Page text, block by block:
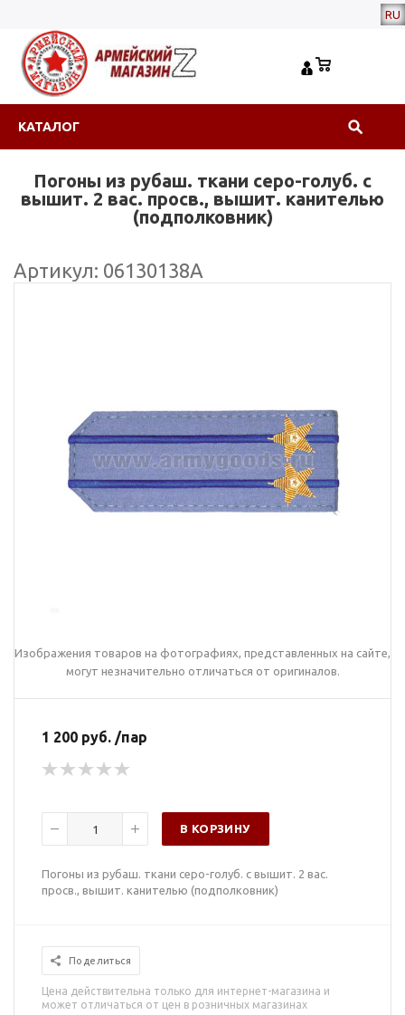
RU
КАТАЛОГ
Погоны из рубаш. ткани серо-голуб. с
вышит. 2 вас. просв., вышит. канителью
(подполковник)
Артикул: 06130138А
Изображения товаров на фотографиях, представленных на сайте,
могут незначительно отличаться от оригиналов.
1 200 руб. /пар
В КОРЗИНУ
Погоны из рубаш. ткани серо-голуб. с вышит. 2 вас.
просв., вышит. канителью (подполковник)
Поделиться
Цена действительна только для интернет-магазина и
может отличаться от цен в розничных магазинах